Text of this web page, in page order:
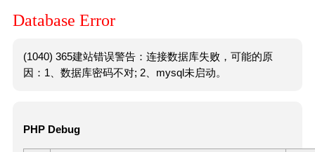
Database Error
(1040) 365建站错误警告：连接数据库失败，可能的原
因：1、数据库密码不对; 2、mysql未启动。
PHP Debug